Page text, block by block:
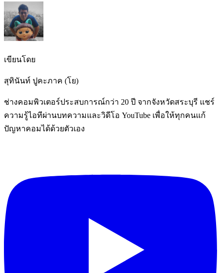
เขียนโดย
สุทินันท์ ปูคะภาค (โย)
ช่างคอมพิวเตอร์ประสบการณ์กว่า 20 ปี จากจังหวัดสระบุรี แชร์
ความรู้ไอทีผ่านบทความและวิดีโอ YouTube เพื่อให้ทุกคนแก้
ปัญหาคอมได้ด้วยตัวเอง